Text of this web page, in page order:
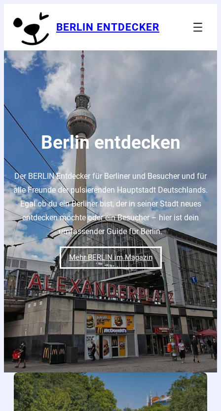
Inhalt
springen
BERLIN ENTDECKER
Berlin entdecken
Der BERLIN Entdecker für Berliner und Besucher und für
alle Freunde der pulsierenden Hauptstadt Deutschlands.
Egal ob du ein Berliner bist, der in seiner Stadt neues
entdecken möchte oder ein Besucher – hier ist dein
umfassender Guide für Berlin.
Mehr BERLIN im Magazin